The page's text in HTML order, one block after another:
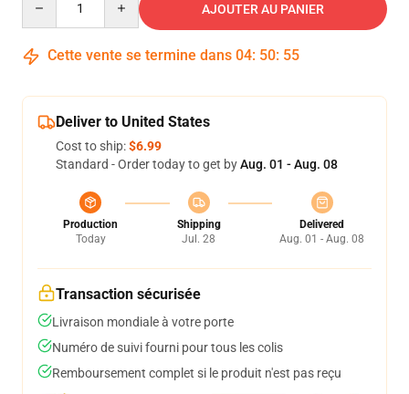
AJOUTER AU PANIER
Cette vente se termine dans 04: 50: 54
Deliver to United States
Cost to ship:$6.99
Standard - Order today to get byAug. 01 - Aug. 08
Production
Today
Shipping
Jul. 28
Delivered
Aug. 01 - Aug. 08
Transaction sécurisée
Livraison mondiale à votre porte
Numéro de suivi fourni pour tous les colis
Remboursement complet si le produit n'est pas reçu